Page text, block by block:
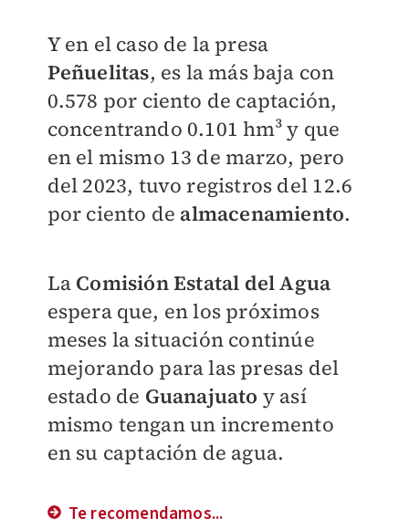
Y en el caso de la presa
Peñuelitas, es la más baja con
0.578 por ciento de captación,
concentrando 0.101 hm³ y que
en el mismo 13 de marzo, pero
del 2023, tuvo registros del 12.6
por ciento de almacenamiento.
La Comisión Estatal del Agua
espera que, en los próximos
meses la situación continúe
mejorando para las presas del
estado de Guanajuato y así
mismo tengan un incremento
en su captación de agua.
Te recomendamos...